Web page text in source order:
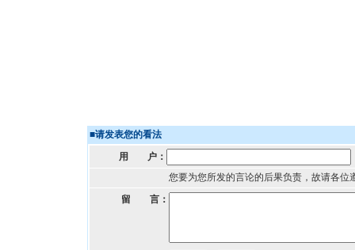
■请发表您的看法
用 户：
您要为您所发的言论的后果负责，故请各位
留 言：